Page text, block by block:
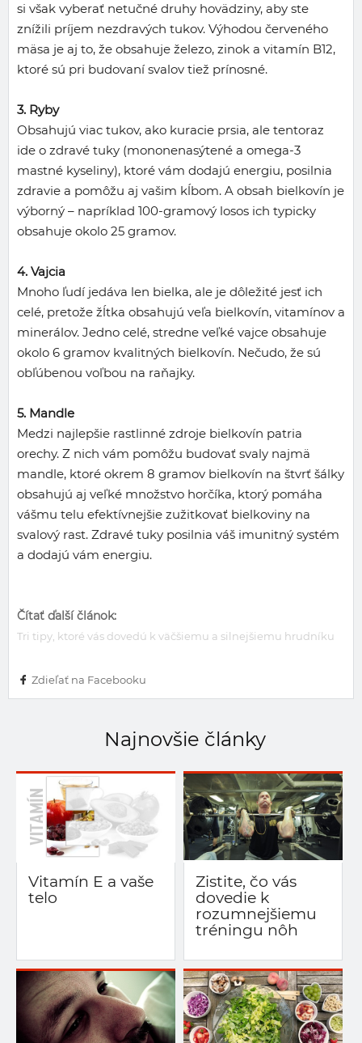
si však vyberať netučné druhy hovädziny, aby ste
znížili príjem nezdravých tukov. Výhodou červeného
mäsa je aj to, že obsahuje železo, zinok a vitamín B12,
ktoré sú pri budovaní svalov tiež prínosné.
3. Ryby
Obsahujú viac tukov, ako kuracie prsia, ale tentoraz
ide o zdravé tuky (mononenasýtené a omega-3
mastné kyseliny), ktoré vám dodajú energiu, posilnia
zdravie a pomôžu aj vašim kĺbom. A obsah bielkovín je
výborný – napríklad 100-gramový losos ich typicky
obsahuje okolo 25 gramov.
4. Vajcia
Mnoho ľudí jedáva len bielka, ale je dôležité jesť ich
celé, pretože žĺtka obsahujú veľa bielkovín, vitamínov a
minerálov. Jedno celé, stredne veľké vajce obsahuje
okolo 6 gramov kvalitných bielkovín. Nečudo, že sú
obľúbenou voľbou na raňajky.
5. Mandle
Medzi najlepšie rastlinné zdroje bielkovín patria
orechy. Z nich vám pomôžu budovať svaly najmä
mandle, ktoré okrem 8 gramov bielkovín na štvrť šálky
obsahujú aj veľké množstvo horčíka, ktorý pomáha
vášmu telu efektívnejšie zužitkovať bielkoviny na
svalový rast. Zdravé tuky posilnia váš imunitný systém
a dodajú vám energiu.
Čítať ďalší článok:
Tri tipy, ktoré vás dovedú k väčšiemu a silnejšiemu hrudníku
Zdieľať na Facebooku
Najnovšie články
Vitamín E a vaše
telo
Zistite, čo vás
dovedie k
rozumnejšiemu
tréningu nôh